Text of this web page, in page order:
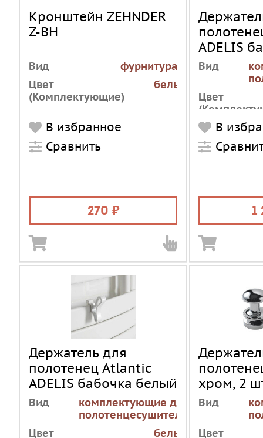
Кронштейн ZEHNDER
Z-BH
Вид
фурнитура
Цвет
(Комплектующие)
белый
В избранное
Сравнить
270
ADELIS
черный
Вид
Цвет
В
1
Держатель для
полотенец Atlantic
ADELIS бабочка белый
Вид
комплектующие для
полотенцесушителей
Цвет
белый
хром, 2
Вид
Цвет